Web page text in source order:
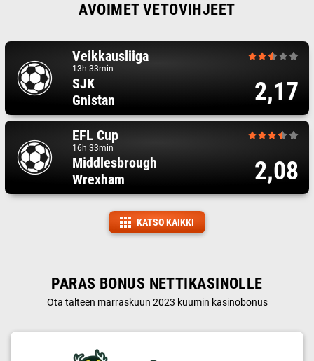
AVOIMET VETOVIHJEET
Veikkausliiga
13h 33min
SJK
Gnistan
2,17
EFL Cup
16h 33min
Middlesbrough
Wrexham
2,08
KATSO KAIKKI
PARAS BONUS NETTIKASINOLLE
Ota talteen marraskuun 2023 kuumin kasinobonus